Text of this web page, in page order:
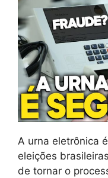
A urna eletrônica
eleições
de tornar o